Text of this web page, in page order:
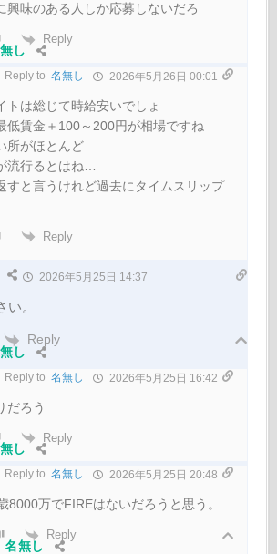
興味のある人しか応募しないだろ
Reply
し
Reply to 名無し 2026年5月26日 00:01
トは総じて時給安いでしょ
低賃金＋100～200円が相場ですね
所がほとんど
流行るとはね…
すと言うけれど過去にタイムスリップ
Reply
2026年5月25日 14:37
。
Reply
し
Reply to 名無し 2026年5月25日 16:42
だろう
Reply
し
Reply to 名無し 2026年5月25日 20:48
8000万でFIREはないだろうと思う。
Reply
名無し